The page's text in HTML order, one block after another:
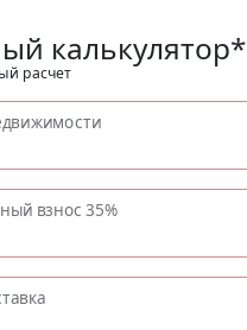
калькулятор*
расчет
взнос35%